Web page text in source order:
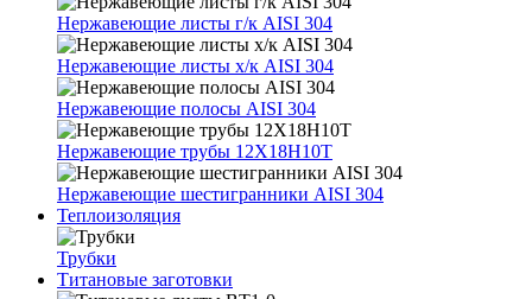
Нержавеющие листы г/к AISI 304
Нержавеющие листы х/к AISI 304
Нержавеющие полосы AISI 304
Нержавеющие трубы 12Х18Н10Т
Нержавеющие шестигранники AISI 304
Теплоизоляция
Трубки
Титановые заготовки